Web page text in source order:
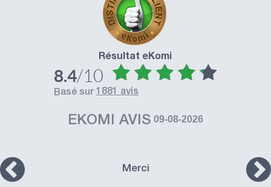
Résultat eKomi
8.4/10
basé sur 1881 avis
EKOMI AVIS 09-08-2026
Merci